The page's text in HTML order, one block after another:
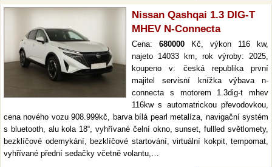
Nissan Qashqai 1.3 DIG-T
MHEV N-Connecta
Cena: 680000 Kč, výkon 116 kw,
najeto 14033 km, rok výroby: 2025,
koupeno v: česká republika první
majitel servisní knížka výbava n-
connecta s motorem 1.3dig-t mhev
116kw s automatrickou převodovkou,
cena nového vozu 908.999kč, barva bílá pearl metalíza, navigační systém
s bluetooth, alu kola 18“, vyhřívané čelní okno, sunset, fullled světlomety,
bezklíčové odemykání, bezklíčové startování, virtuální kokpit, tempomat,
vyhřívané přední sedačky včetně volantu,…